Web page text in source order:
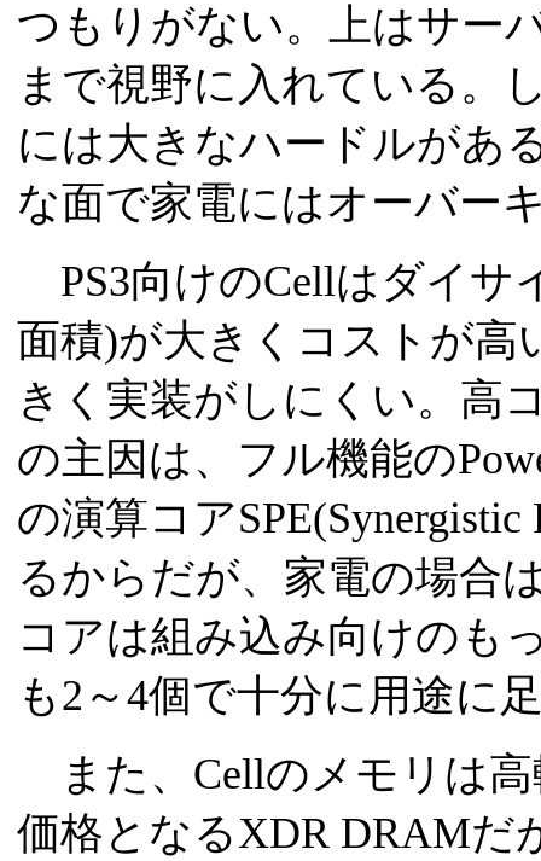
つもりがない。上はサー
まで視野に入れている。
には大きなハードルがあ
な面で家電にはオーバー
PS3向けのCellはダイサ
面積)が大きくコストが高
きく実装がしにくい。高
の主因は、フル機能の
の演算コアSPE(Synergistic
るからだが、家電の場合
コアは組み込み向けのも
も2～4個で十分に用途に
また、Cellのメモリは
価格となるXDR DRAMだ